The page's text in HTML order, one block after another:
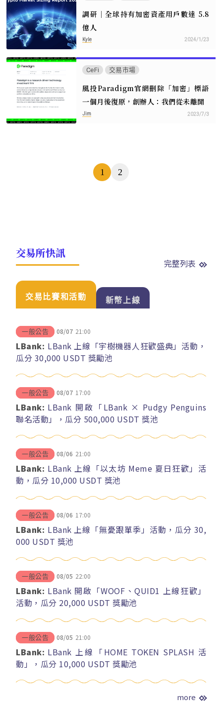
調研｜全球持有加密資產用戶數達 5.8
億人
Kyle 2024/1/23
CeFi 交易市場
風投Paradigm官網刪除「加密」標語
一個月後復原，創辦人：我們從未離開
Jim 2023/7/3
1 2
交易所快訊
完整列表
交易比賽和活動 新幣上線
一般公告 08/07 21:00
LBank: LBank 上線「宇樹機器人狂歡盛典」活動，
瓜分 30,000 USDT 獎勵池
一般公告 08/07 17:00
LBank: LBank 開啟「LBank × Pudgy Penguins
聯名活動」，瓜分 500,000 USDT 獎池
一般公告 08/06 21:00
LBank: LBank 上線「以太坊 Meme 夏日狂歡」活
動，瓜分 10,000 USDT 獎池
一般公告 08/06 17:00
LBank: LBank 上線「無憂跟單季」活動，瓜分 30,
000 USDT 獎池
一般公告 08/05 22:00
LBank: LBank 開啟「WOOF、QUID1 上線狂歡」
活動，瓜分 20,000 USDT 獎勵池
一般公告 08/05 21:00
LBank: LBank 上線「HOME TOKEN SPLASH 活
動」，瓜分 10,000 USDT 獎勵池
more